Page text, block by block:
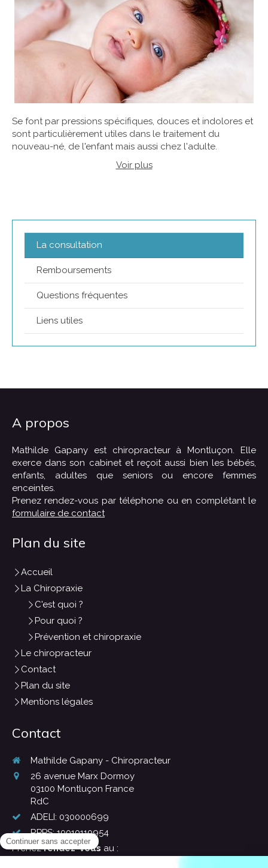
Se font par pressions spécifiques, douces et indolores et
sont particulièrement utiles dans le traitement du
nouveau-né, de l'enfant mais aussi chez l'adulte.
Voir plus
La consultation
Remboursements
Questions fréquentes
Liens utiles
A propos
Mathilde Gapany est chiropracteur à Montluçon. Elle
exerce dans son cabinet et reçoit aussi bien les bébés,
enfants, adultes que seniors ou encore femmes
enceintes.
Prenez rendez-vous par téléphone ou en complétant le
formulaire de contact
Plan du site
Accueil
La Chiropraxie
C'est quoi ?
Pour quoi ?
Prévention et chiropraxie
Le chiropracteur
Contact
Plan du site
Mentions légales
Contact
Mathilde Gapany - Chiropracteur
26 avenue Marx Dormoy
03100 Montluçon France
RdC
ADELI: 030000699
RPPS: 10010110954
Prenezrendez-vous au :